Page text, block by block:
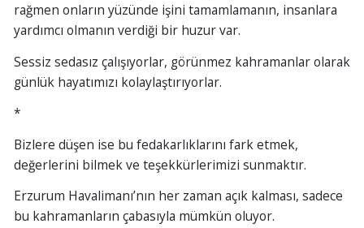
rağmen onların yüzünde işini tamamlamanın, insanlara
yardımcı olmanın verdiği bir huzur var.
Sessiz sedasız çalışıyorlar, görünmez kahramanlar olarak
günlük hayatımızı kolaylaştırıyorlar.
*
Bizlere düşen ise bu fedakarlıklarını fark etmek,
değerlerini bilmek ve teşekkürlerimizi sunmaktır.
Erzurum Havalimanı’nın her zaman açık kalması, sadece
bu kahramanların çabasıyla mümkün oluyor.